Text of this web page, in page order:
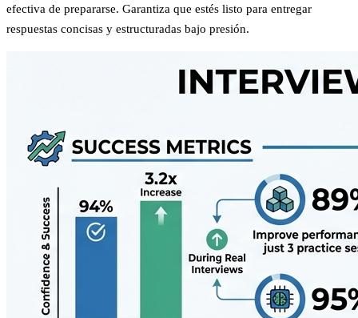
efectiva de prepararse. Garantiza que estés listo para entregar
respuestas concisas y estructuradas bajo presión.